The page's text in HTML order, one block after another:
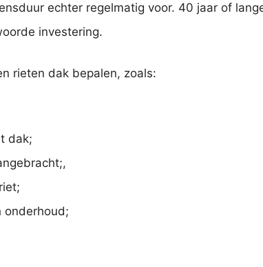
echter regelmatig voor. 40 jaar of
investering.
rieten dak bepalen, zoals:
dak;
onderhoud;